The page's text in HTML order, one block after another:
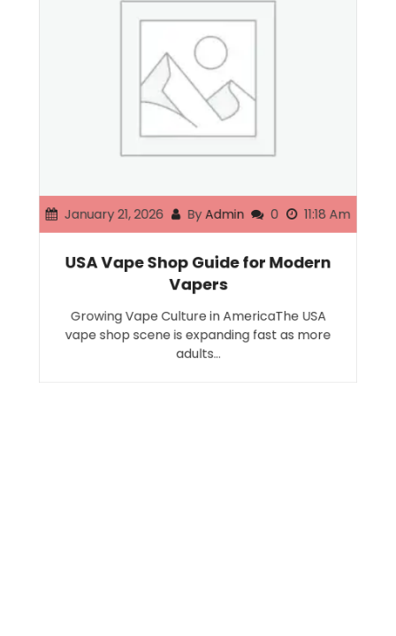
January 21, 2026 ByAdmin 0 11:18 Am
USA Vape Shop Guide for Modern
Vapers
Growing Vape Culture in AmericaThe USA
vape shop scene is expanding fast as more